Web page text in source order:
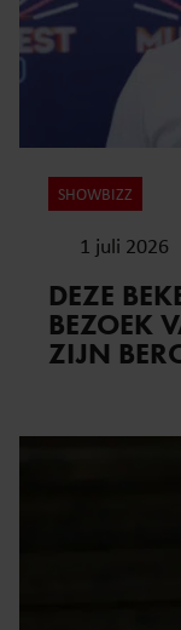
SHOWBIZZ
1 juli 2026
DEZE
BEZOEK
ZIJN